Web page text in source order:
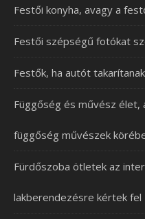
Festői konyha, avagy a
Festői szépségű fotókat
Festők, ha autót takarítanak
Függőség és művész élet,
függőség művészek
Fürdőszoba ötletek az
lakberendezésre kértek fel